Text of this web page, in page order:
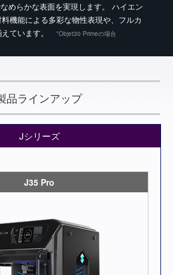
めらかな表面を実現します。 ハイエン
機能による多彩な物性表現や、フルカ
えています。
*Objet30 Primeの場合
品ラインアップ
Jシリーズ
J35 Pro